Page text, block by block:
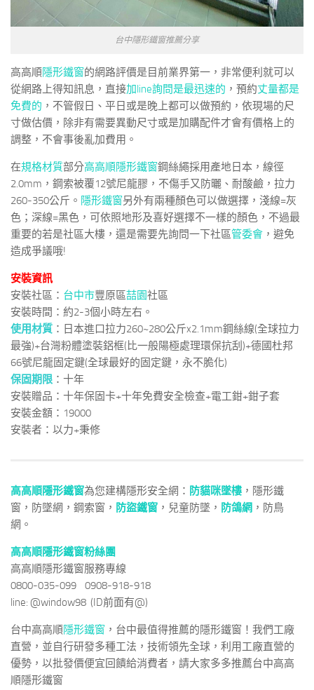
台中隱形鐵窗推薦分享
高高順隱形鐵窗的網路評價是目前業界第一，非常便利就可以
從網路上得知訊息，直接加line詢問是最迅速的 ，預約丈量都是
免費的 ，不管假日、平日或是晚上都可以做預約，依現場的尺
寸做估價，除非有需要異動尺寸或是加購配件才會有價格上的
調整，不會事後亂加費用。
在規格材質部分高高順隱形鐵窗鋼絲繩採用產地日本，線徑
2.0mm，鋼索被覆12號尼龍膠，不傷手又防曬、耐酸鹼，拉力
260-350公斤。 隱形鐵窗另外有兩種顏色可以做選擇，淺線=灰
色；深線=黑色，可依照地形及喜好選擇不一樣的顏色，不過最
重要的若是社區大樓，還是需要先詢問一下社區管委會 ，避免
造成爭議哦!
安裝資訊
安裝社區： 台中市豐原區喆園社區
安裝時間：約2-3個小時左右。
使用材質 ：日本進口拉力260~280公斤x2.1mm鋼絲線(全球拉力
最強)+台灣粉體塗裝鋁框(比一般陽極處理環保抗刮)+德國杜邦
66號尼龍固定鍵(全球最好的固定鍵，永不脆化)
保固期限 ：十年
安裝贈品：十年保固卡+十年免費安全檢查+電工鉗+鉗子套
安裝金額：19000
安裝者：以力+秉修
高高順隱形鐵窗為您建構隱形安全網： 防貓咪墜樓 ，隱形鐵
窗，防墜網，鋼索窗， 防盜鐵窗 ，兒童防墜， 防鴿網 ，防鳥
網。
高高順隱形鐵窗粉絲團
高高順隱形鐵窗服務專線
0800-035-099 0908-918-918
line: @window98 (ID前面有@)
台中高高順隱形鐵窗 ，台中最值得推薦的隱形鐵窗！我們工廠
直營，並自行研發多種工法，技術領先全球，利用工廠直營的
優勢，以批發價便宜回饋給消費者，請大家多多推薦台中高高
順隱形鐵窗